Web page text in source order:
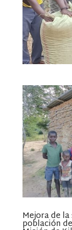
Mejora de
población